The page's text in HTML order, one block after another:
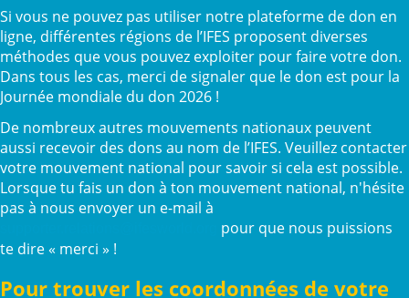
Si vous ne pouvez pas utiliser notre plateforme de don en
ligne, différentes régions de l’IFES proposent diverses
méthodes que vous pouvez exploiter pour faire votre don.
Dans tous les cas, merci de signaler que le don est pour la
Journée mondiale du don 2026 !
De nombreux autres mouvements nationaux peuvent
aussi recevoir des dons au nom de l’IFES. Veuillez contacter
votre mouvement national pour savoir si cela est possible.
Lorsque tu fais un don à ton mouvement national, n'hésite
pas à nous envoyer un e-mail à
pour que nous puissions
te dire « merci » !
Pour trouver les coordonnées de votre